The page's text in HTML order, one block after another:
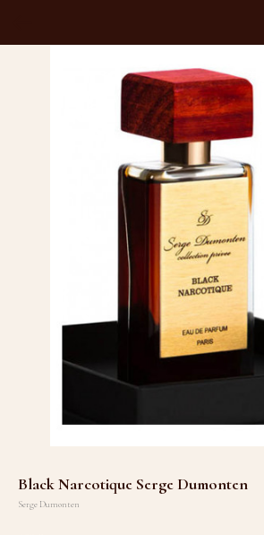
Black Narcotique Serge Dumonten
Serge Dumonten